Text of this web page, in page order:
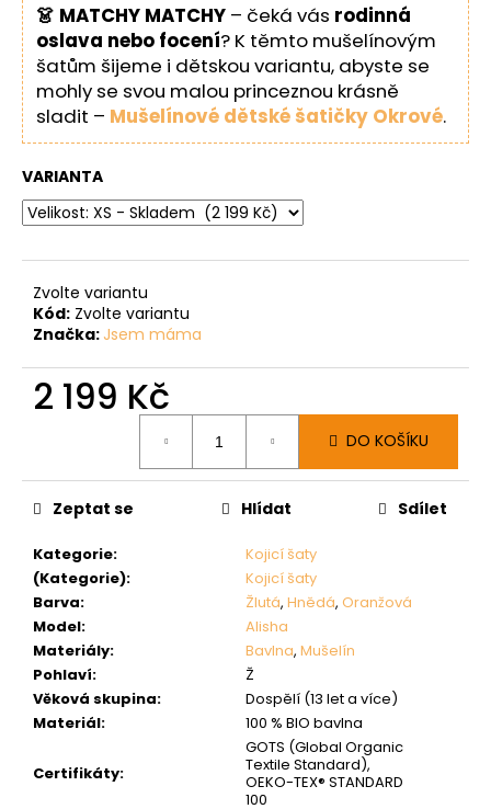
👗 MATCHY MATCHY – čeká vás rodinná
oslava nebo focení? K těmto mušelínovým
šatům šijeme i dětskou variantu, abyste se
mohly se svou malou princeznou krásně
sladit – Mušelínové dětské šatičky Okrové.
VARIANTA
Zvolte variantu
Kód: Zvolte variantu
Značka: Jsem máma
2 199 Kč
DO KOŠÍKU
Kategorie:
Kojicí šaty
(Kategorie):
Kojicí šaty
Barva: Žlutá, Hnědá, Oranžová
Model:
Alisha
Materiály: Bavlna, Mušelín
Pohlaví:
Ž
Věková skupina:
Dospělí (13 let a více)
Materiál: 100 % BIO bavlna
Certifikáty:
GOTS (Global Organic
Textile Standard),
OEKO-TEX® STANDARD
100
Zeptat se Hlídat Sdílet